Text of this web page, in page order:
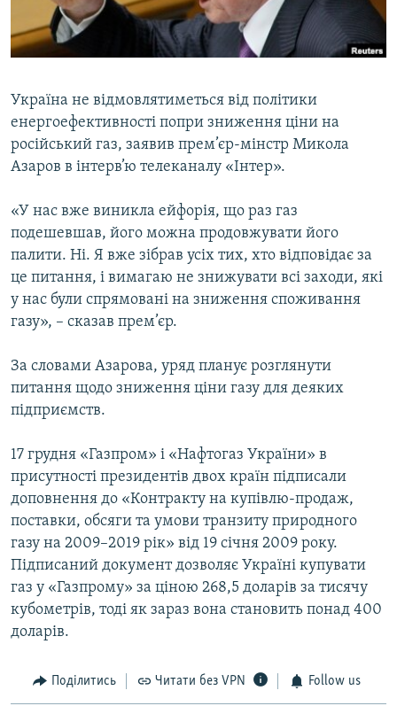
ВІДЕОУРОКИ «ELIFBE»
СВІДЧЕННЯ ОКУПАЦІЇ
ІНФОГРАФІКА
Русский
Qırımtatar
ДОЛУЧАЙСЯ!
Україна не відмовлятиметься від політики
енергоефективності попри зниження ціни на
російський газ, заявив прем’єр-мінстр Микола
Азаров в інтерв’ю телеканалу «Інтер».
«У нас вже виникла ейфорія, що раз газ
подешевшав, його можна продовжувати його
палити. Ні. Я вже зібрав усіх тих, хто відповідає за
це питання, і вимагаю не знижувати всі заходи, які
у нас були спрямовані на зниження споживання
газу», – сказав прем’єр.
За словами Азарова, уряд планує розглянути
питання щодо зниження ціни газу для деяких
підприємств.
17 грудня «Газпром» і «Нафтогаз України» в
присутності президентів двох країн підписали
доповнення до «Контракту на купівлю-продаж,
поставки, обсяги та умови транзиту природного
газу на 2009–2019 рік» від 19 січня 2009 року.
Підписаний документ дозволяє Україні купувати
газ у «Газпрому» за ціною 268,5 доларів за тисячу
кубометрів, тоді як зараз вона становить понад 400
доларів.
Поділитись Читати без VPN Follow us